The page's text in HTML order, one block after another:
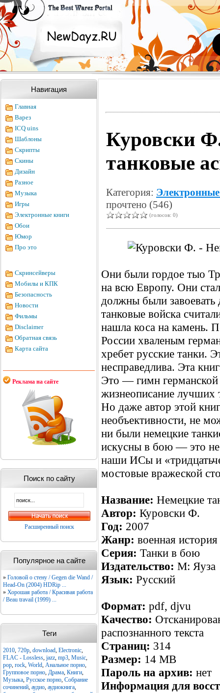
Навигация
Главная
Варез
ICQ uins
Шаблоны
Скрипты
Скины
Дизайн
Разное
Музыка
Игры
Электронные книги
Обои
Юмор
Про это
Скринсейверы
Мобилы и КПК
Безопасность
Новости
Фильмы
Disclaimer
Обратная связь
Карта сайта
Реклама на сайте
Поиск по сайту
Расширенный поиск
Популярное на сайте
» Головой о стену / Gegen die Wand /
Head-On (2004) HDRip ...
» Хорошая работа / Красивая работа
/ Beau travail (1999) ...
Теги
2010, 720p, download, Electronic,
FLAC - Lossless, jazz, mp3, Music,
pop, rock, World, Анальное порно,
Групповое порно, Драма, Книги,
Музыка, Русское порно, Собрание
сочинений, аудио, аудиокнига,
Куровски
танковые
Категория:
прочтено (546)
(голосов: 0)
Они были гордое тыо
на всю Европу. Они
должны были завоевать
танковые войска
нашла коса на камень.
России хваленым
хребет русские танки.
несправедлива. Эта
Это — гимн
жизнеописание лучших
Но даже автор этой
необъективности, не
ни были немецкие
искусны в бою — это
наши ИСы и
мостовые вражеской
Название: Немецкие
Автор: Куровски Ф.
Год: 2007
Жанр: военная история
Серия: Танки в бою
Издательство: М: Яуза
Язык: Русский
Формат: pdf, djvu
Качество:
распознанного текста
Страниц: 314
Размер: 14 MB
Пароль на архив: нет
Информация для